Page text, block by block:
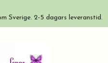
Sverige. 2-5 dagars leveranstid.